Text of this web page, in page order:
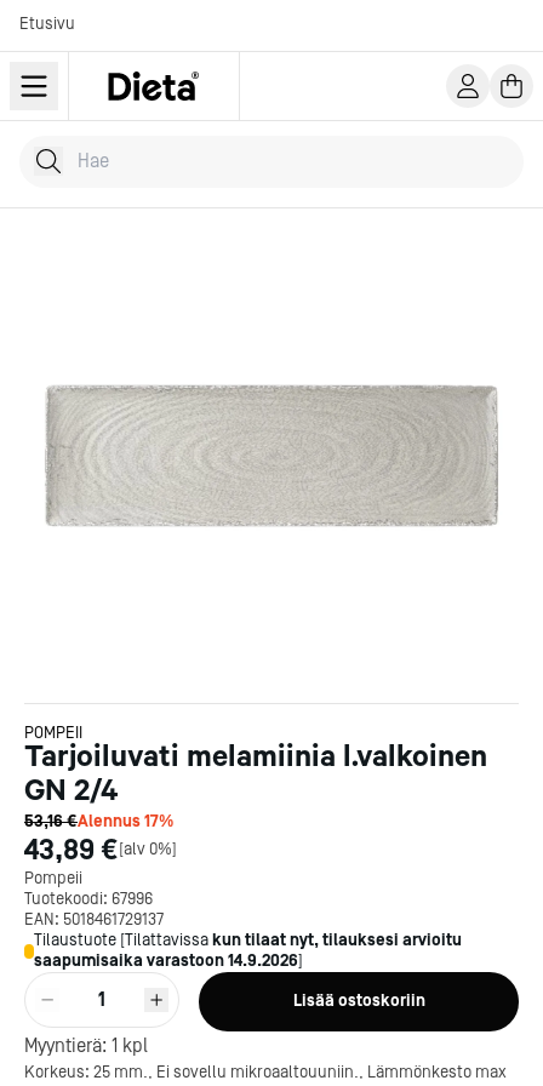
Etusivu
Hae tuotteita
Kirjoita hakusana...
POMPEII
Tarjoiluvati melamiinia l.valkoinen
GN 2/4
53,16 €Alennus17%
43,89 €[alv 0%]
Pompeii
Tuotekoodi: 67996
EAN: 5018461729137
Tilaustuote [Tilattavissa kun tilaat nyt, tilauksesi arvioitu
saapumisaika varastoon14.9.2026]
1 Lisää ostoskoriin
Myyntierä: 1 kpl
Korkeus: 25 mm., Ei sovellu mikroaaltouuniin., Lämmönkesto max
Kotipizza on vuonna 1987
perustettu yritys, jolla on yli
300 ravintolaa eri puolella